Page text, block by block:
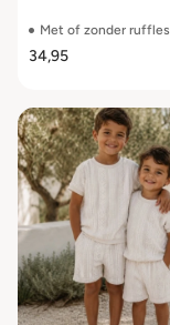
Met of zonder ruffles
34,95